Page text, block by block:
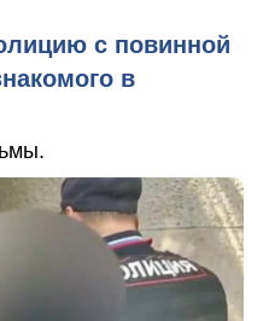
с повинной
в